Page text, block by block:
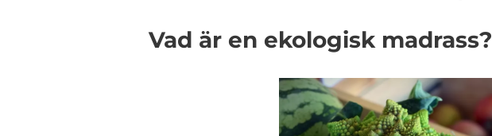
Vad är en ekologisk madrass?